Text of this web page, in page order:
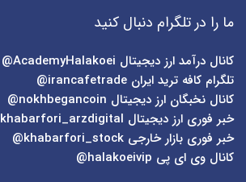
ما را در تلگرام دنبال کنید
کانال درآمد ارز دیجیتال AcademyHalakoei@
تلگرام کافه ترید ایران irancafetrade@
کانال نخبگان ارز دیجیتال nokhbegancoin@
خبر فوری ارز دیجیتال khabarfori_arzdigital@
خبر فوری بازار خارجی khabarfori_stock@
کانال وی ای پی halakoeivip@